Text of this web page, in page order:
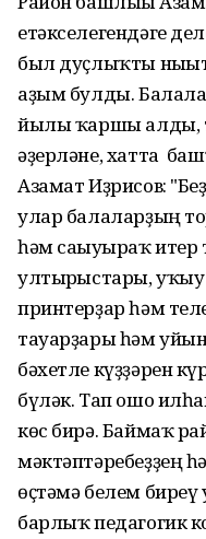
етәкселегендәге
был дуҫлыҡты
аҙым булды.
йылы ҡаршы алды,
әҙерләне, хатта
Азамат Иҙрисов:
улар балаларҙың
һәм сағыуыраҡ
ултырғыстары,
принтерҙар һәм
тауарҙары һәм
бәхетле күҙҙәрен
бүләк. Тап ошо
көс бирә. Баймаҡ
мәктәптәребеҙҙең
өҫтәмә белем
барлыҡ педагогик